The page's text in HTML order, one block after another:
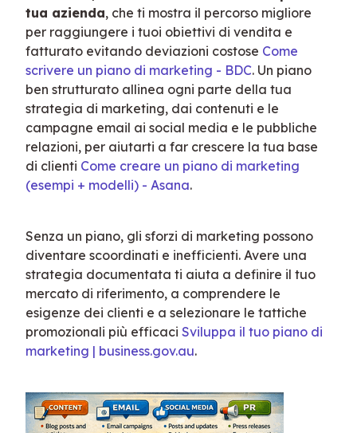
tua azienda, che ti mostra il percorso migliore
per raggiungere i tuoi obiettivi di vendita e
fatturato evitando deviazioni costose Come
scrivere un piano di marketing - BDC. Un piano
ben strutturato allinea ogni parte della tua
strategia di marketing, dai contenuti e le
campagne email ai social media e le pubbliche
relazioni, per aiutarti a far crescere la tua base
di clienti Come creare un piano di marketing
(esempi + modelli) - Asana.
Senza un piano, gli sforzi di marketing possono
diventare scoordinati e inefficienti. Avere una
strategia documentata ti aiuta a definire il tuo
mercato di riferimento, a comprendere le
esigenze dei clienti e a selezionare le tattiche
promozionali più efficaci Sviluppa il tuo piano di
marketing | business.gov.au.